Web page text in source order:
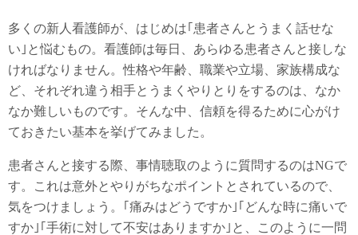
多くの新人看護師が、はじめは｢患者さんとうまく話せな
い｣と悩むもの。看護師は毎日、あらゆる患者さんと接しな
ければなりません。性格や年齢、職業や立場、家族構成な
ど、それぞれ違う相手とうまくやりとりをするのは、なか
なか難しいものです。そんな中、信頼を得るために心がけ
ておきたい基本を挙げてみました。
患者さんと接する際、事情聴取のように質問するのはNGで
す。これは意外とやりがちなポイントとされているので、
気をつけましょう。｢痛みはどうですか｣｢どんな時に痛いで
すか｣｢手術に対して不安はありますか｣と、このように一問